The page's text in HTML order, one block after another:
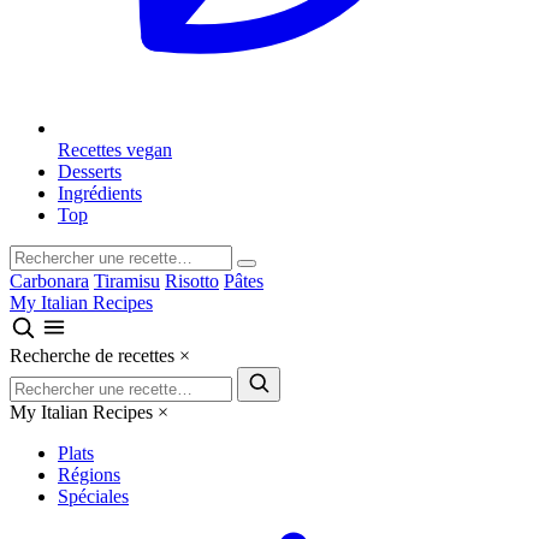
Recettes vegan
Desserts
Ingrédients
Top
Carbonara Tiramisu Risotto Pâtes
My Italian Recipes
Recherche de recettes ×
My Italian Recipes ×
Plats
Régions
Spéciales